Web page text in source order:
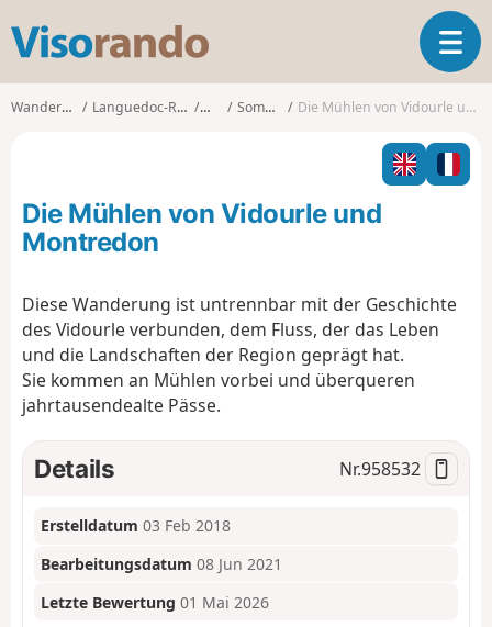
s
o
T
o
l
n
a
Wanderungen Languedoc-Roussillon Gard Sommières Die Mühlen von Vidourle und Montredon
Die Mühlen von Vidourle und
Montredon
Diese Wanderung ist untrennbar mit der Geschichte
des Vidourle verbunden, dem Fluss, der das Leben
und die Landschaften der Region geprägt hat.
Sie kommen an Mühlen vorbei und überqueren
jahrtausendealte Pässe.
Details Nr.958532
Erstelldatum 03 Feb 2018
Bearbeitungsdatum 08 Jun 2021
Letzte Bewertung 01 Mai 2026